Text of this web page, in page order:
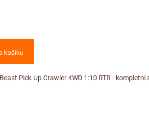
košíku
Pick-Up Crawler 4WD 1:10 RTR - kompletní